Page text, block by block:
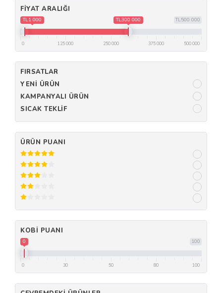
FIYAT ARALIĞI
TL500 000
TL1 000 TL300 000
0 125 000 250 000 375 000 500 000
FIRSATLAR
YENI ÜRÜN
KAMPANYALI ÜRÜN
SICAK TEKLIF
ÜRÜN PUANI
KOBI PUANI
100
0
0 30 50 80 100